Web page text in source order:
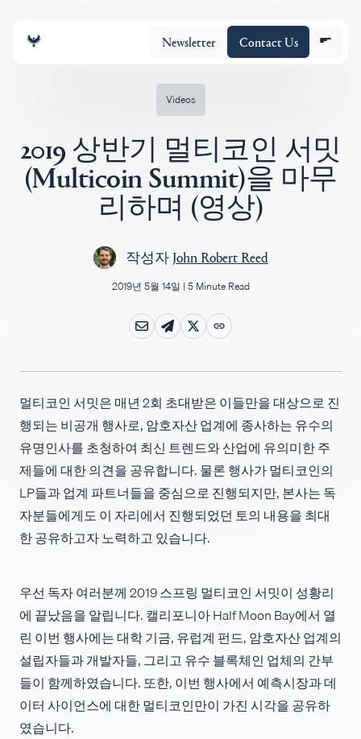
Newsletter Contact Us
조직
포트폴리오
채용
Videos
2019 상반기 멀티코인 서밋
(Multicoin Summit)을 마무
리하며 (영상)
작성자 John Robert Reed
2019년 5월 14일 | 5 Minute Read
멀티코인 서밋은 매년 2회 초대받은 이들만을 대상으로 진
행되는 비공개 행사로, 암호자산 업계에 종사하는 유수의
유명인사를 초청하여 최신 트렌드와 산업에 유의미한 주
제들에 대한 의견을 공유합니다. 물론 행사가 멀티코인의
LP들과 업계 파트너들을 중심으로 진행되지만, 본사는 독
자분들에게도 이 자리에서 진행되었던 토의 내용을 최대
한 공유하고자 노력하고 있습니다.
우선 독자 여러분께 2019 스프링 멀티코인 서밋이 성황리
에 끝났음을 알립니다. 캘리포니아 Half Moon Bay에서 열
린 이번 행사에는 대학 기금, 유럽계 펀드, 암호자산 업계의
설립자들과 개발자들, 그리고 유수 블록체인 업체의 간부
들이 함께하였습니다. 또한, 이번 행사에서 예측시장과 데
이터 사이언스에 대한 멀티코인만이 가진 시각을 공유하
였습니다.